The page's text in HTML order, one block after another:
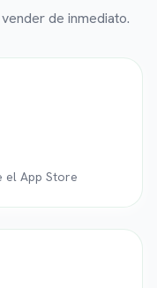
de inmediato.
el App Store